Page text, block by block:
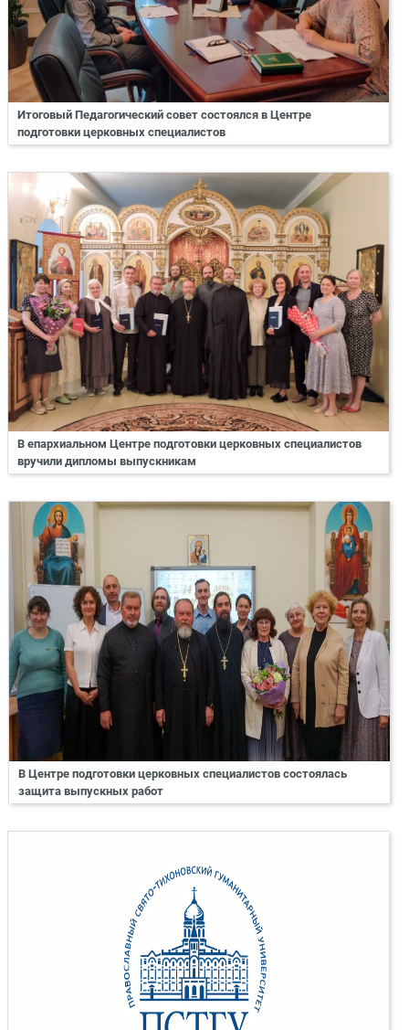
Итоговый Педагогический совет состоялся в Центре
подготовки церковных специалистов
В епархиальном Центре подготовки церковных специалистов
вручили дипломы выпускникам
В Центре подготовки церковных специалистов состоялась
защита выпускных работ